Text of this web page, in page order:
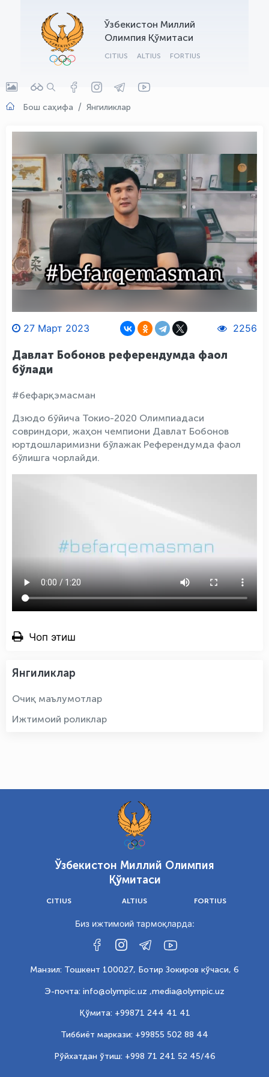
Ўзбекистон Миллий
Олимпия Қўмитаси
CITIUS ALTIUS FORTIUS
Бош саҳифа Янгиликлар
27 Март 2023 2256
Давлат Бобонов референдумда фаол
бўлади
#бефарқэмасман
Дзюдо бўйича Токио-2020 Олимпиадаси
совриндори, жаҳон чемпиони Давлат Бобонов
юртдошларимизни бўлажак Референдумда фаол
бўлишга чорлайди.
Чоп этиш
Янгиликлар
Очиқ маълумотлар
Ижтимоий роликлар
Ўзбекистон Миллий Олимпия
Қўмитаси
CITIUS ALTIUS FORTIUS
Биз ижтимоий тармоқларда:
Манзил: Тошкент 100027, Ботир Зокиров кўчаси, 6
Э-почта: info@olympic.uz ,media@olympic.uz
Қўмита: +99871 244 41 41
Тиббиёт маркази: +99855 502 88 44
Рўйхатдан ўтиш: +998 71 241 52 45/46
OLYMPCHIK AI - yordamchi
Онлайн · olympic.uz